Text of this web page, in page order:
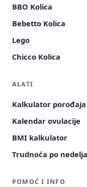
BBO Kolica
Bebetto Kolica
Lego
Chicco Kolica
ALATI
Kalkulator porođaja
Kalendar ovulacije
BMI kalkulator
Trudnoća po
POMOĆ I INFO